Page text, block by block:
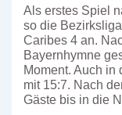
Als erstes Spiel
so die
Caribes 4 an.
Bayernhymne
Moment. Auch
mit 15:7. Nach
Gäste bis in die